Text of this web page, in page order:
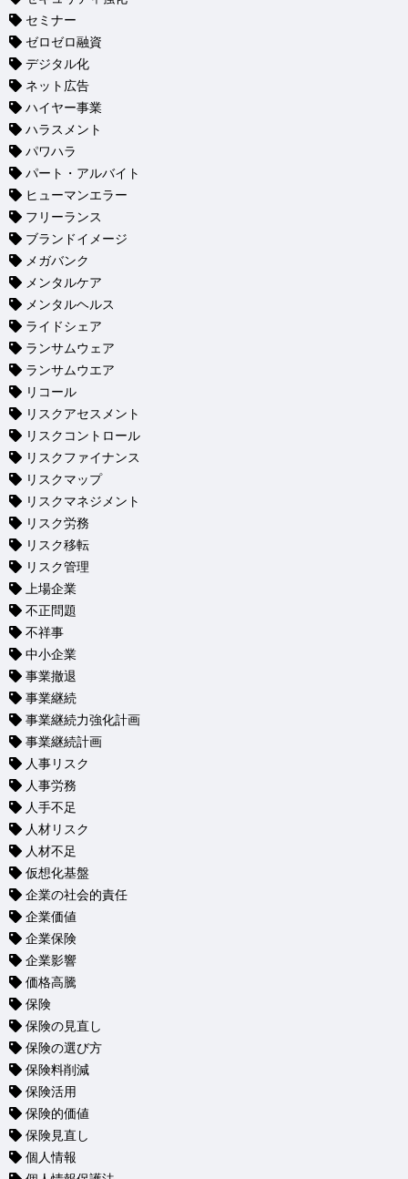
セミナー
ゼロゼロ融資
デジタル化
ネット広告
ハイヤー事業
ハラスメント
パワハラ
パート・アルバイト
ヒューマンエラー
フリーランス
ブランドイメージ
メガバンク
メンタルケア
メンタルヘルス
ライドシェア
ランサムウェア
ランサムウエア
リコール
リスクアセスメント
リスクコントロール
リスクファイナンス
リスクマップ
リスクマネジメント
リスク労務
リスク移転
リスク管理
上場企業
不正問題
不祥事
中小企業
事業撤退
事業継続
事業継続力強化計画
事業継続計画
人事リスク
人事労務
人手不足
人材リスク
人材不足
仮想化基盤
企業の社会的責任
企業価値
企業保険
企業影響
価格高騰
保険
保険の見直し
保険の選び方
保険料削減
保険活用
保険的価値
保険見直し
個人情報